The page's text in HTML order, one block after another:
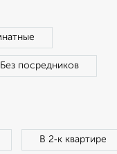
Без посредников
В 2‑к квартире